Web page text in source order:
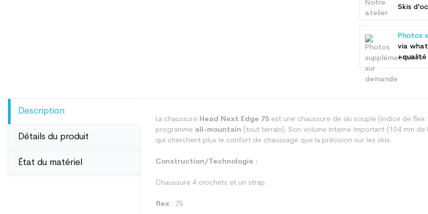
Skis
Photos
via
+qualité
Description
Détails du produit
État du matériel
La chaussure Head Next Edge 75est une chaussure de ski souple (indice de
programme all-mountain (tout terrain). Son volume interne important (104 mm
qui cherchent plus le confort de chaussage que la précision sur les skis.
Construction/Technologie :
Chaussure 4 crochets et un strap.
flex : 75